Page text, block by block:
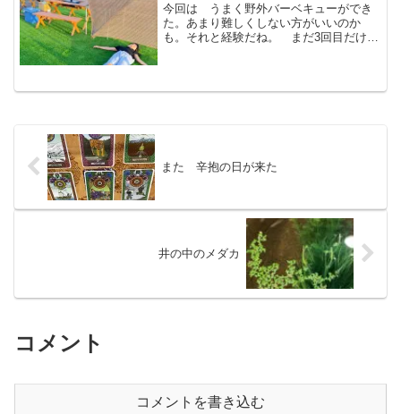
今回は うまく野外バーベキューができ
た。あまり難しくしない方がいいのか
も。それと経験だね。 まだ3回目だけ
えるなんて・・・
また 辛抱の日が来た
井の中のメダカ
コメント
コメントを書き込む